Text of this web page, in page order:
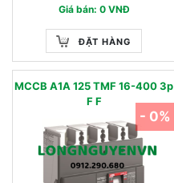
Giá bán: 0 VNĐ
ĐẶT HÀNG
MCCB A1A 125 TMF 16-400 3p
F F
- 0%